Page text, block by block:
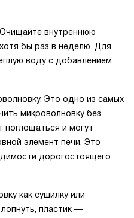
внутреннюю
бы раз в неделю. Для
воду с добавлением
Это одно из самых
микроволновку без
и могут
элемент печи. Это
дорогостоящего
как сушилку или
пластик —